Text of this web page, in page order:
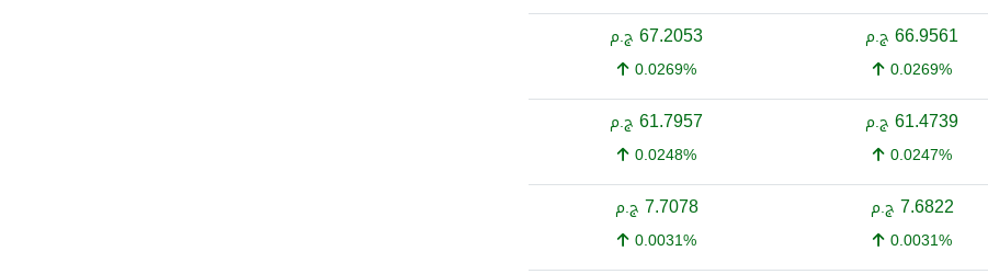
66.9561 ج.م
0.0269%
67.2053 ج.م
0.0269%
61.4739 ج.م
0.0247%
61.7957 ج.م
0.0248%
7.6822 ج.م
0.0031%
7.7078 ج.م
0.0031%